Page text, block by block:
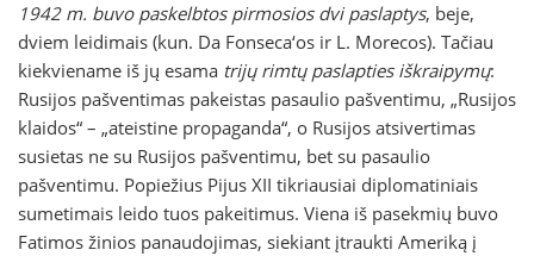
1942 m. buvo paskelbtos pirmosios dvi paslaptys, beje,
dviem leidimais (kun. Da Fonseca‘os ir L. Morecos). Tačiau
kiekviename iš jų esama trijų rimtų paslapties iškraipymų:
Rusijos pašventimas pakeistas pasaulio pašventimu, „Rusijos
klaidos“ – „ateistine propaganda“, o Rusijos atsivertimas
susietas ne su Rusijos pašventimu, bet su pasaulio
pašventimu. Popiežius Pijus XII tikriausiai diplomatiniais
sumetimais leido tuos pakeitimus. Viena iš pasekmių buvo
Fatimos žinios panaudojimas, siekiant įtraukti Ameriką į